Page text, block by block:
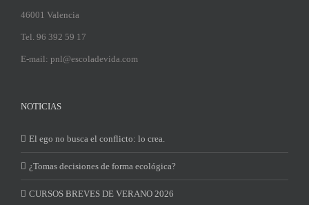
46001 Valencia
Tel. 96 392 59 17
E-mail: pnl@escoladevida.com
NOTICIAS
El ego no busca el conflicto: lo crea.
¿Tomas decisiones de forma ecológica?
CURSOS BREVES DE VERANO 2026